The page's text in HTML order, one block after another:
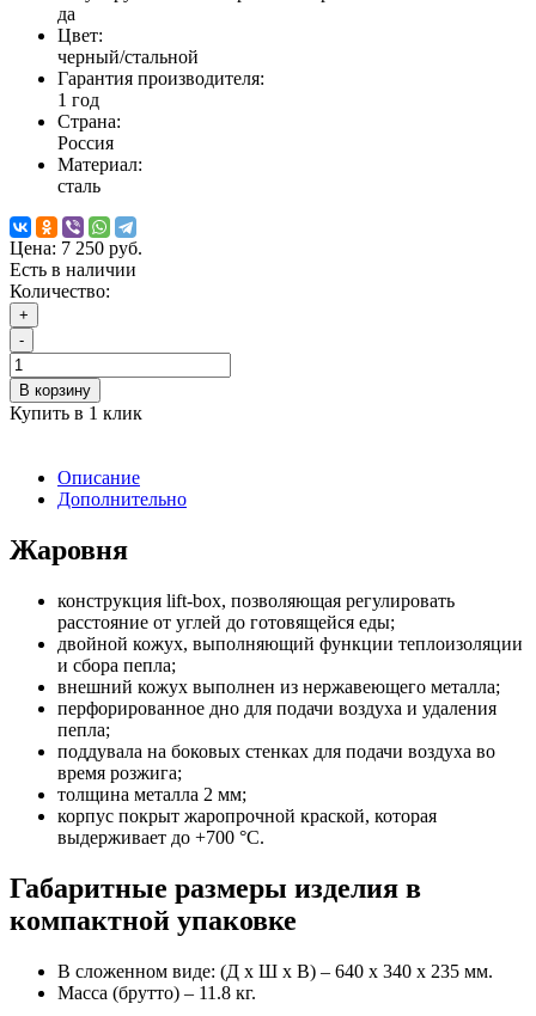
да
Цвет:
черный/стальной
Гарантия производителя:
1 год
Страна:
Россия
Материал:
сталь
Цена: 7 250 руб.
Есть в наличии
Количество:
+
-
В корзину
Купить в 1 клик
Описание
Дополнительно
Жаровня
конструкция lift-box, позволяющая регулировать
расстояние от углей до готовящейся еды;
двойной кожух, выполняющий функции теплоизоляции
и сбора пепла;
внешний кожух выполнен из нержавеющего металла;
перфорированное дно для подачи воздуха и удаления
пепла;
поддувала на боковых стенках для подачи воздуха во
время розжига;
толщина металла 2 мм;
корпус покрыт жаропрочной краской, которая
выдерживает до +700 °C.
Габаритные размеры изделия в
компактной упаковке
В сложенном виде: (Д х Ш х В) – 640 х 340 х 235 мм.
Масса (брутто) – 11.8 кг.